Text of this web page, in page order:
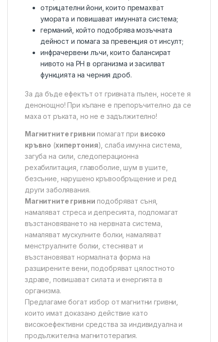
отрицателни йони, които премахват
умората и повишават имунната система;
германий, който подобрява мозъчната
дейност и помага за превенция от инсулт;
инфрачервени лъчи, които балансират
нивото на PH в организма и засилват
функцията на черния дроб.
За да бъде ефектът от гривната пълен, носете я
денонощно! При къпане е препоръчително да се
маха от ръката, но не е задължително!
Магнитните гривни помагат при високо
кръвно (хипертония), слаба имунна система,
загуба на сили, следоперационна
рехабилитация, главоболие, шум в ушите,
безсъние, нарушено кръвообръщение и ред
други заболявания.
Магнитните гривни подобряват съня,
намаляват стреса и депресията, подпомагат
възстановяването на нервната система,
намаляват мускулните болки, намаляват
менструалните болки, стесняват и
възстановяват нормалната форма на
разширените вени, подобряват цялостното
здраве, повишават силата и енергията в
организма.
Предлагаме богат избор от магнитни гривни,
които имат доказано действие като
високоефективни средства за индивидуална и
продължителна магнитотерапия.